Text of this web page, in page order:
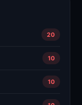
20
10
10